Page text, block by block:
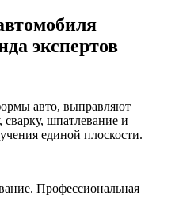
экспертов
авто, выправляют
шпатлевание и
единой плоскости.
Профессиональная